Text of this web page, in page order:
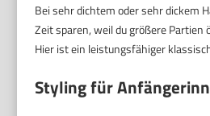
Bei sehr dichtem oder sehr dickem
Zeit sparen, weil du größere
Hier ist ein leistungsfähiger
Styling für